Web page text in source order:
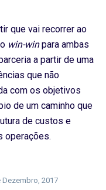
que vai recorrer ao
win-winpara ambas
a partir de uma
que não
com os objetivos
de um caminho que
de custos e
operações.
Dezembro, 2017